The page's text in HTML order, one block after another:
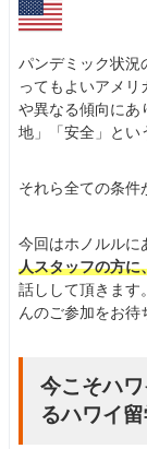
パンデミック状況
ってもよいアメ
や異なる傾向にあ
地」「安全」とい
それら全ての条件
今回はホノルルに
人スタッフの方に
話しして頂きます
んのご参加をお待
今こそハ
るハワイ